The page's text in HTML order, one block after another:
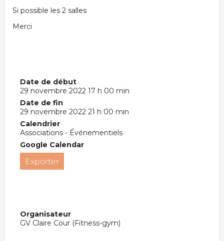
Si possible les 2 salles
Merci
Date de début
29 novembre 2022 17 h 00 min
Date de fin
29 novembre 2022 21 h 00 min
Calendrier
Associations - Événementiels
Google Calendar
Exporter
Organisateur
GV Claire Cour (Fitness-gym)